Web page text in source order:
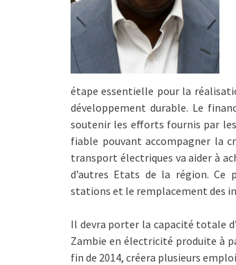
étape essentielle pour la
développement durable. Le
soutenir les efforts fournis par
fiable pouvant accompagner la
transport électriques va aider à
d’autres Etats de la région. Ce
stations et le remplacement des
Il devra porter la capacité totale
Zambie en électricité produite à
fin de 2014, créera plusieurs